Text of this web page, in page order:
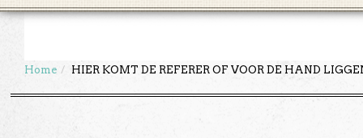
Home HIER KOMT DE REFERER OF VOOR DE HAND